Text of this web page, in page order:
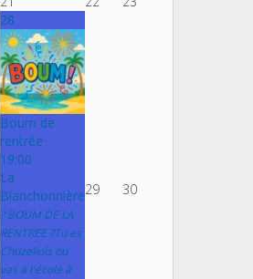
28
Boum de
rentrée
19:00
La
Blanchonnière
? BOUM DE LA
RENTREE ?Tu es
Chuzellois ou
vas à l'école à
29 30